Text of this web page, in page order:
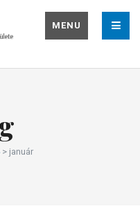
MENU
> január